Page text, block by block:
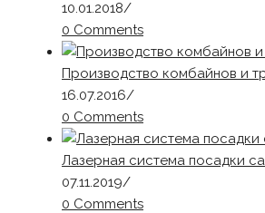
10.01.2018/
0 Comments
Производство комбайнов и
16.07.2016/
0 Comments
Лазерная система посадки
07.11.2019/
0 Comments